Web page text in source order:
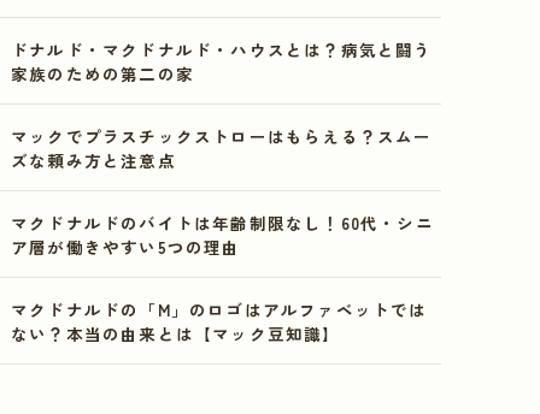
ドナルド・マクドナルド・ハウスとは？病気と闘う
家族のための第二の家
マックでプラスチックストローはもらえる？スムー
ズな頼み方と注意点
マクドナルドのバイトは年齢制限なし！60代・シニ
ア層が働きやすい5つの理由
マクドナルドの「M」のロゴはアルファベットでは
ない？本当の由来とは【マック豆知識】